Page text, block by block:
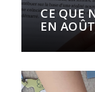
CE QUE
EN